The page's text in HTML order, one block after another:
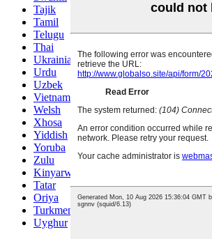
Tajik
Tamil
Telugu
Thai
Ukrainian
Urdu
Uzbek
Vietnamese
Welsh
Xhosa
Yiddish
Yoruba
Zulu
Kinyarwanda
Tatar
Oriya
Turkmen
Uyghur